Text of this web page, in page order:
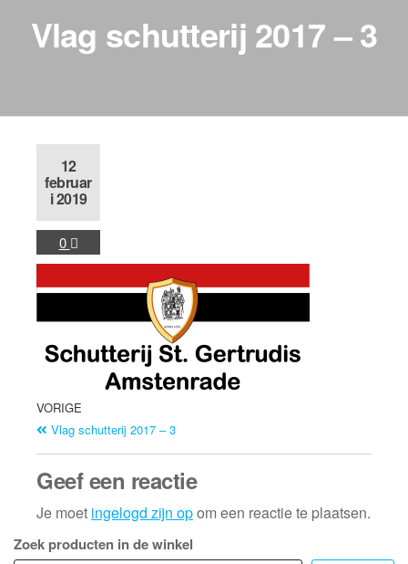
Vlag schutterij 2017 – 3
12
februar
i 2019
0
VORIGE
Vlag schutterij 2017 – 3
Geef een reactie
Je moet ingelogd zijn opom een reactie te plaatsen.
Zoek producten in de winkel